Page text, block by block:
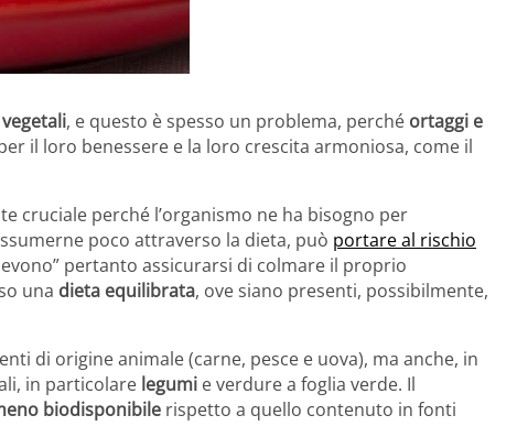
, e questo è spesso un problema, perché ortaggi e
il loro benessere e la loro crescita armoniosa, come il
cruciale perché l’organismo ne ha bisogno per
poco attraverso la dieta, può portare al rischio
pertanto assicurarsi di colmare il proprio
una dieta equilibrata, ove siano presenti, possibilmente,
di origine animale (carne, pesce e uova), ma anche, in
in particolare legumi e verdure a foglia verde. Il
biodisponibile rispetto a quello contenuto in fonti